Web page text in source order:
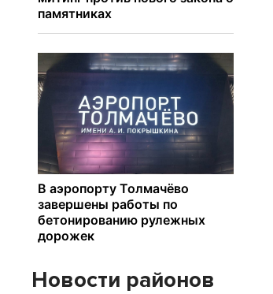
Новости районов